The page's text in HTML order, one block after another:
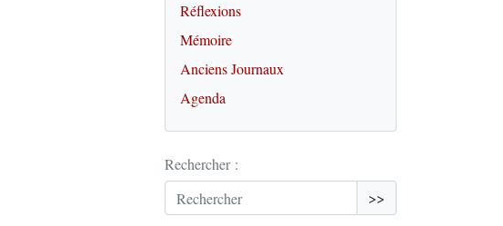
Réflexions
Mémoire
Anciens Journaux
Agenda
Rechercher :
>>